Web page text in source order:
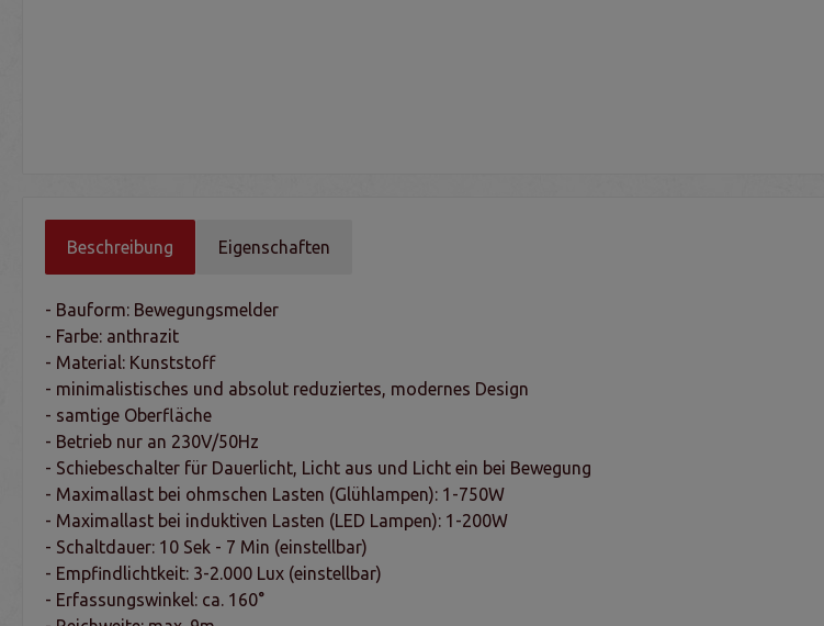
Beschreibung Eigenschaften
- Bauform: Bewegungsmelder
- Farbe: anthrazit
- Material: Kunststoff
- minimalistisches und absolut reduziertes, modernes Design
- samtige Oberfläche
- Betrieb nur an 230V/50Hz
- Schiebeschalter für Dauerlicht, Licht aus und Licht ein bei Bewegung
- Maximallast bei ohmschen Lasten (Glühlampen): 1-750W
- Maximallast bei induktiven Lasten (LED Lampen): 1-200W
- Schaltdauer: 10 Sek - 7 Min (einstellbar)
- Empfindlichtkeit: 3-2.000 Lux (einstellbar)
- Erfassungswinkel: ca. 160°